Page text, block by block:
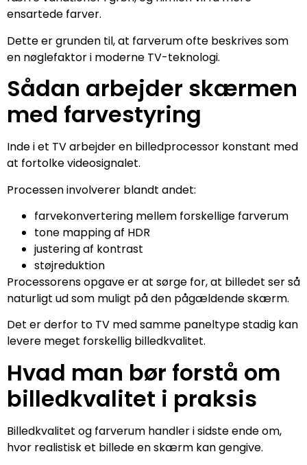
ensartede farver.
Dette er grunden til, at farverum ofte beskrives som
en nøglefaktor i moderne TV-teknologi.
Sådan arbejder skærmen
med farvestyring
Inde i et TV arbejder en billedprocessor konstant med
at fortolke videosignalet.
Processen involverer blandt andet:
farvekonvertering mellem forskellige farverum
tone mapping af HDR
justering af kontrast
støjreduktion
Processorens opgave er at sørge for, at billedet ser så
naturligt ud som muligt på den pågældende skærm.
Det er derfor to TV med samme paneltype stadig kan
levere meget forskellig billedkvalitet.
Hvad man bør forstå om
billedkvalitet i praksis
Billedkvalitet og farverum handler i sidste ende om,
hvor realistisk et billede en skærm kan gengive.